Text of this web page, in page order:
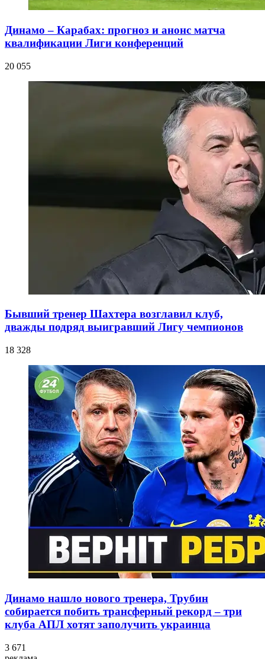
Динамо – Карабах: прогноз и анонс матча
квалификации Лиги конференций
20 055
Бывший тренер Шахтера возглавил клуб,
дважды подряд выигравший Лигу чемпионов
18 328
Динамо нашло нового тренера, Трубин
собирается побить трансферный рекорд – три
клуба АПЛ хотят заполучить украинца
3 671